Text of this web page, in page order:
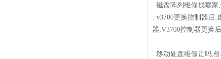
. 磁盘阵列维修找哪
. v3700更换控制器后,
器,V3700控制器更换
. 移动硬盘维修贵吗,